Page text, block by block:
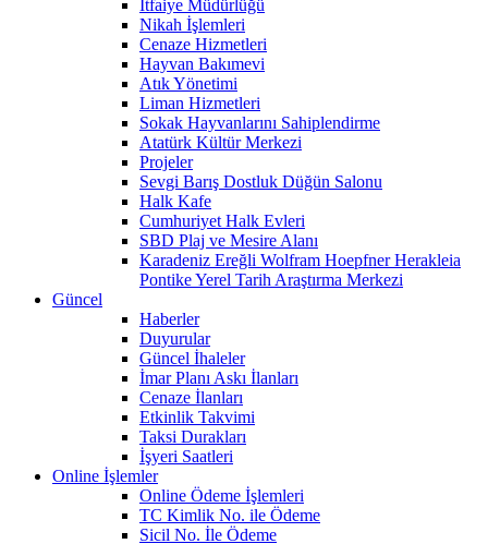
İtfaiye Müdürlüğü
Nikah İşlemleri
Cenaze Hizmetleri
Hayvan Bakımevi
Atık Yönetimi
Liman Hizmetleri
Sokak Hayvanlarını Sahiplendirme
Atatürk Kültür Merkezi
Projeler
Sevgi Barış Dostluk Düğün Salonu
Halk Kafe
Cumhuriyet Halk Evleri
SBD Plaj ve Mesire Alanı
Karadeniz Ereğli Wolfram Hoepfner Herakleia
Pontike Yerel Tarih Araştırma Merkezi
Güncel
Haberler
Duyurular
Güncel İhaleler
İmar Planı Askı İlanları
Cenaze İlanları
Etkinlik Takvimi
Taksi Durakları
İşyeri Saatleri
Online İşlemler
Online Ödeme İşlemleri
TC Kimlik No. ile Ödeme
Sicil No. İle Ödeme